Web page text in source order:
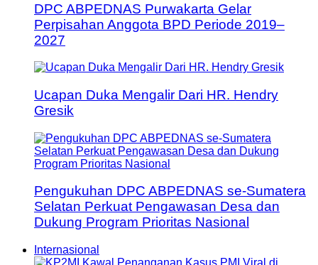
DPC ABPEDNAS Purwakarta Gelar
Perpisahan Anggota BPD Periode 2019–
2027
Ucapan Duka Mengalir Dari HR. Hendry
Gresik
Pengukuhan DPC ABPEDNAS se-Sumatera
Selatan Perkuat Pengawasan Desa dan
Dukung Program Prioritas Nasional
Internasional